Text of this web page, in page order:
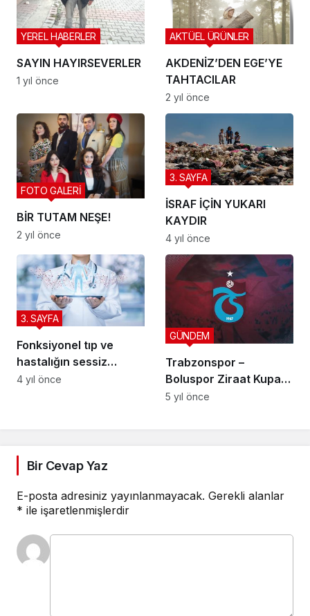
SAYIN HAYIRSEVERLER
YEREL HABERLER
1 yıl önce
AKDENİZ’DEN EGE’YE
TAHTACILAR
AKTÜEL ÜRÜNLER
2 yıl önce
BİR TUTAM NEŞE!
FOTO GALERİ
2 yıl önce
İSRAF İÇİN YUKARI
KAYDIR
3. SAYFA
4 yıl önce
Fonksiyonel tıp ve
hastalığın sessiz
adımları
3. SAYFA
4 yıl önce
Trabzonspor –
Boluspor Ziraat Kupa
Mücadelesi
GÜNDEM
5 yıl önce
Bir Cevap Yaz
E-posta adresiniz yayınlanmayacak. Gerekli alanlar
* ile işaretlenmişlerdir